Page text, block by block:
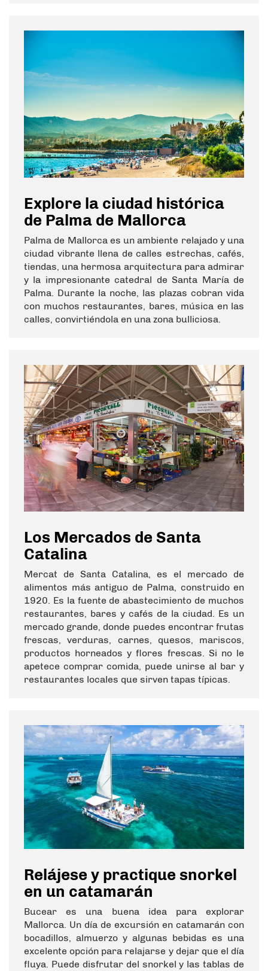
Explore la ciudad histórica
de Palma de Mallorca
Palma de Mallorca es un ambiente relajado y una
ciudad vibrante llena de calles estrechas, cafés,
tiendas, una hermosa arquitectura para admirar
y la impresionante catedral de Santa María de
Palma. Durante la noche, las plazas cobran vida
con muchos restaurantes, bares, música en las
calles, convirtiéndola en una zona bulliciosa.
Los Mercados de Santa
Catalina
Mercat de Santa Catalina, es el mercado de
alimentos más antiguo de Palma, construido en
1920. Es la fuente de abastecimiento de muchos
restaurantes, bares y cafés de la ciudad. Es un
mercado grande, donde puedes encontrar frutas
frescas, verduras, carnes, quesos, mariscos,
productos horneados y flores frescas. Si no le
apetece comprar comida, puede unirse al bar y
restaurantes locales que sirven tapas típicas.
Relájese y practique snorkel
en un catamarán
Bucear es una buena idea para explorar
Mallorca. Un día de excursión en catamarán con
bocadillos, almuerzo y algunas bebidas es una
excelente opción para relajarse y dejar que el día
fluya. Puede disfrutar del snorkel y las tablas de